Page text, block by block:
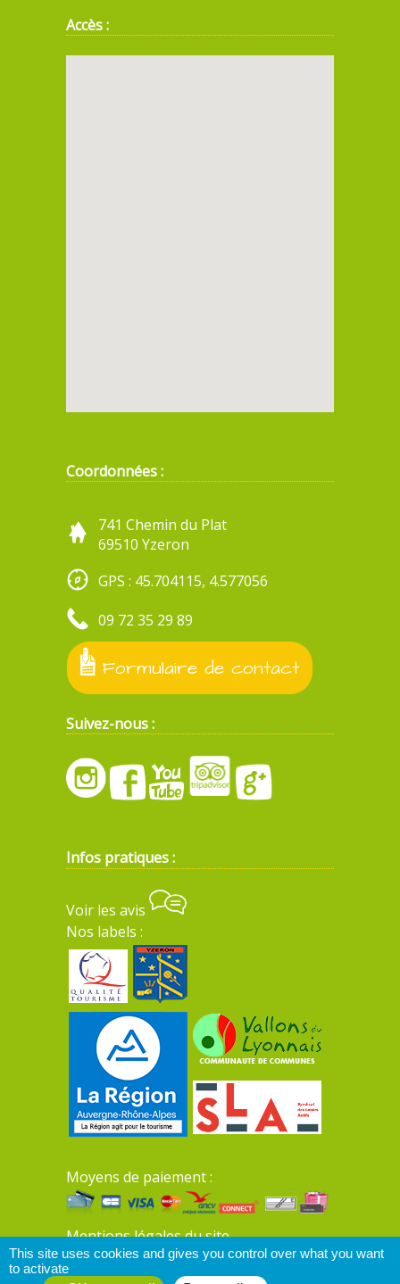
Accès :
Coordonnées :
741 Chemin du Plat
69510 Yzeron
GPS : 45.704115, 4.577056
09 72 35 29 89
Formulaire de contact
Suivez-nous :
Infos pratiques :
Voir les avis
Nos labels :
Moyens de paiement :
Mentions légales du site
This site uses cookies and gives you control over what you want
to activate